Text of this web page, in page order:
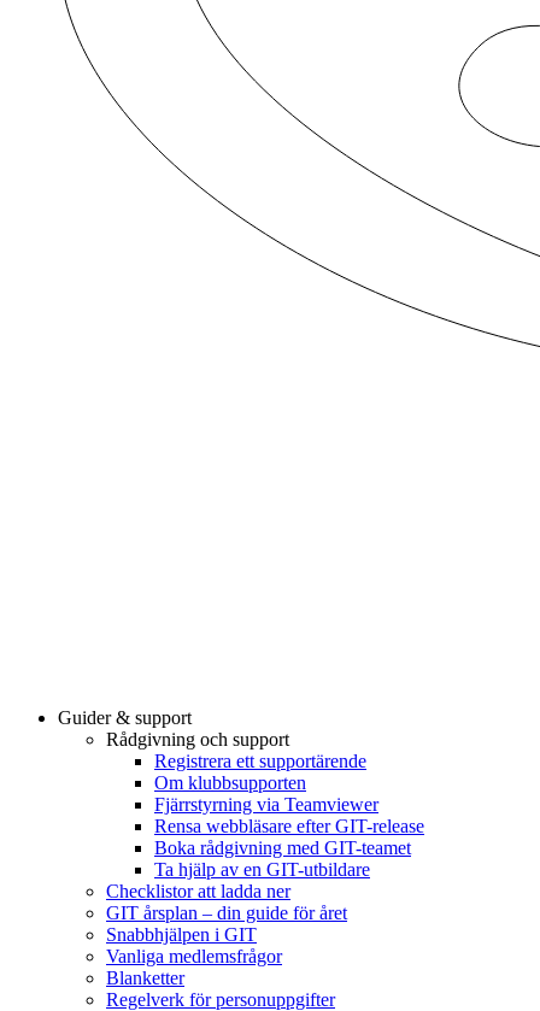
Guider & support
Rådgivning och support
Registrera ett supportärende
Om klubbsupporten
Fjärrstyrning via Teamviewer
Rensa webbläsare efter GIT-release
Boka rådgivning med GIT-teamet
Ta hjälp av en GIT-utbildare
Checklistor att ladda ner
GIT årsplan – din guide för året
Snabbhjälpen i GIT
Vanliga medlemsfrågor
Blanketter
Regelverk för personuppgifter